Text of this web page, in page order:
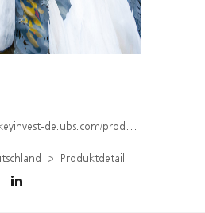
de.ubs.com/produkt/detail/index/isin/DE000WA6VR31
Produktdetail